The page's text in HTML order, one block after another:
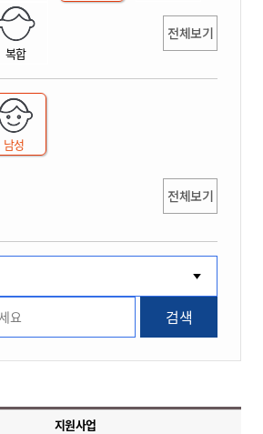
복합
전체보기
남성
전체보기
검색
지원사업